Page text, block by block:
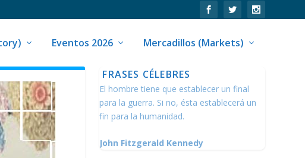
Eventos 2026 Mercadillos (Markets)
FRASES CÉLEBRES
El hombre tiene que establecer un final
para la guerra. Si no, ésta establecerá un
fin para la humanidad.
John Fitzgerald Kennedy